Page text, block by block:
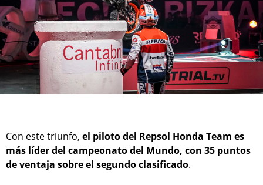
Con este triunfo, el piloto del Repsol Honda Team es
más líder del campeonato del Mundo, con 35 puntos
de ventaja sobre el segundo clasificado.